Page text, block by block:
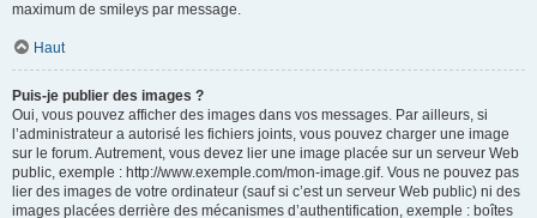
maximum de smileys par message.
Haut
Puis-je publier des images ?
Oui, vous pouvez afficher des images dans vos messages. Par ailleurs, si
l’administrateur a autorisé les fichiers joints, vous pouvez charger une image
sur le forum. Autrement, vous devez lier une image placée sur un serveur Web
public, exemple : http://www.exemple.com/mon-image.gif. Vous ne pouvez pas
lier des images de votre ordinateur (sauf si c’est un serveur Web public) ni des
images placées derrière des mécanismes d’authentification, exemple : boîtes